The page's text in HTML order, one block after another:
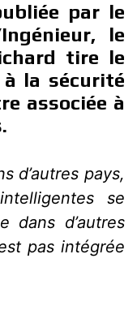
par le
le
tire le
à la sécurité
associée à
d’autres pays,
se
dans d’autres
pas intégrée